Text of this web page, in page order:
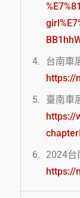
台南車
https://
臺南車
https://
2024台
https://